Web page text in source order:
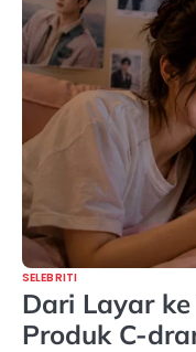
SELEBRITI
Dari Layar
Produk C-